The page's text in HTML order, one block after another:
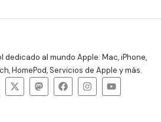
al mundo Apple: Mac, iPhone,
HomePod, Servicios de Apple y más.